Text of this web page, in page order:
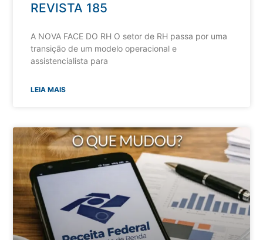
REVISTA 185
A NOVA FACE DO RH O setor de RH passa por uma
transição de um modelo operacional e
assistencialista para
LEIA MAIS